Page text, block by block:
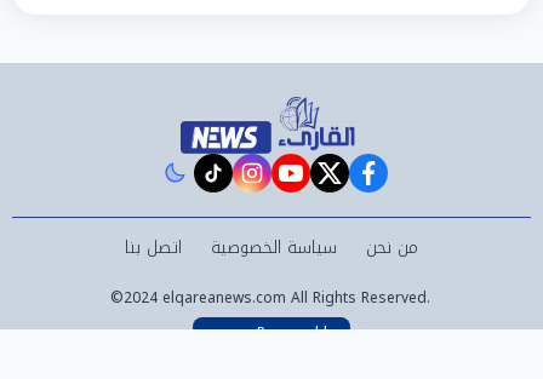
facebook
twitter
youtube
instagram
tiktok
من نحن سياسة الخصوصية اتصل بنا
©2024 elqareanews.com All Rights Reserved.
Powered by